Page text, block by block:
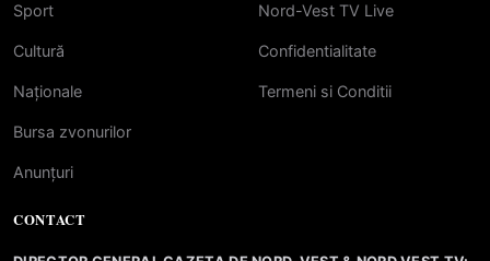
Sport
Cultură
Naționale
Bursa zvonurilor
Anunțuri
Nord-Vest TV Live
Confidentialitate
Termeni si Conditii
CONTACT